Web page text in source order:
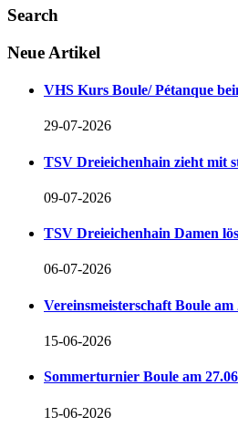
Search
Neue Artikel
VHS Kurs Boule/ Pétanque
29-07-2026
TSV Dreieichenhain zieht mit
09-07-2026
TSV Dreieichenhain Damen
06-07-2026
Vereinsmeisterschaft Boule am
15-06-2026
Sommerturnier Boule am
15-06-2026